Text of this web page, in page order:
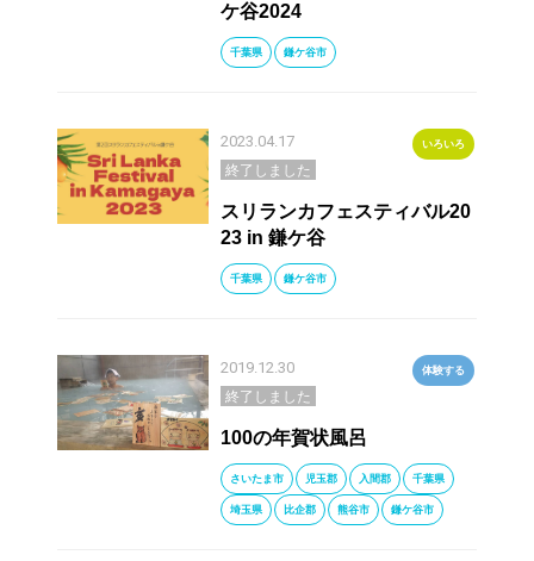
ケ谷2024
千葉県 鎌ケ谷市
2023.04.17 いろいろ
終了しました
スリランカフェスティバル20
23 in 鎌ケ谷
千葉県 鎌ケ谷市
2019.12.30 体験する
終了しました
100の年賀状風呂
さいたま市 児玉郡 入間郡 千葉県
埼玉県 比企郡 熊谷市 鎌ケ谷市